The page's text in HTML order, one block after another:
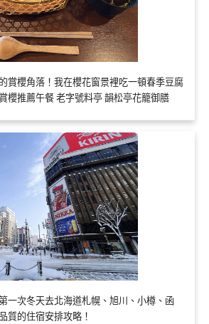
賞櫻角落！我在櫻花窗景裡吃一頓春季豆腐
櫻推薦午餐 老字號料亭 韻松亭花籠御膳
一次冬天去北海道札幌、旭川、小樽、函
質的住宿安排攻略！